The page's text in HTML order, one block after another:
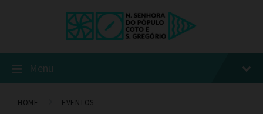
Menu
HOME EVENTOS